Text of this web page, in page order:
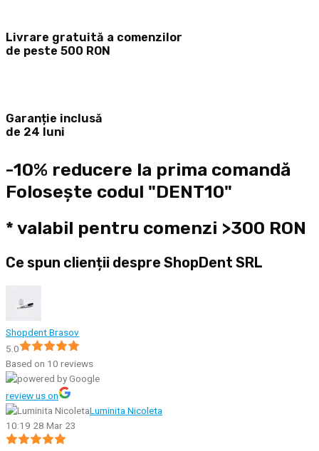
Livrare gratuită a comenzilor
de peste 500 RON
Garanție inclusă
de 24 luni
-10% reducere la prima comandă
Folosește codul "DENT10"
* valabil pentru comenzi >300 RON
Ce spun clienții despre ShopDent SRL
Shopdent Brasov
5.0
Based on 10 reviews
review us on
Luminita Nicoleta
10:19 28 Mar 23